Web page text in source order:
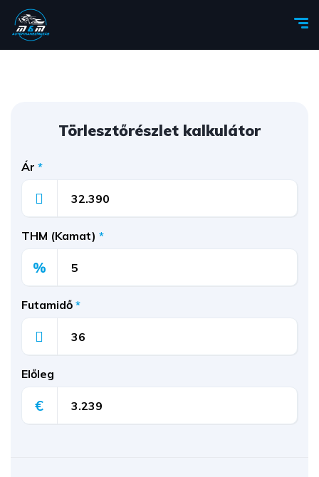
Törlesztőrészlet kalkulátor
Ár *
THM (Kamat) *
%
Futamidő *
Előleg
€